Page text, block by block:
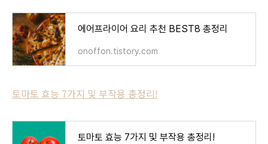
에어프라이어 요리 추천 BEST8 총정리
onoffon.tistory.com
토마토 효능 7가지 및 부작용 총정리!
토마토 효능 7가지 및 부작용 총정리!